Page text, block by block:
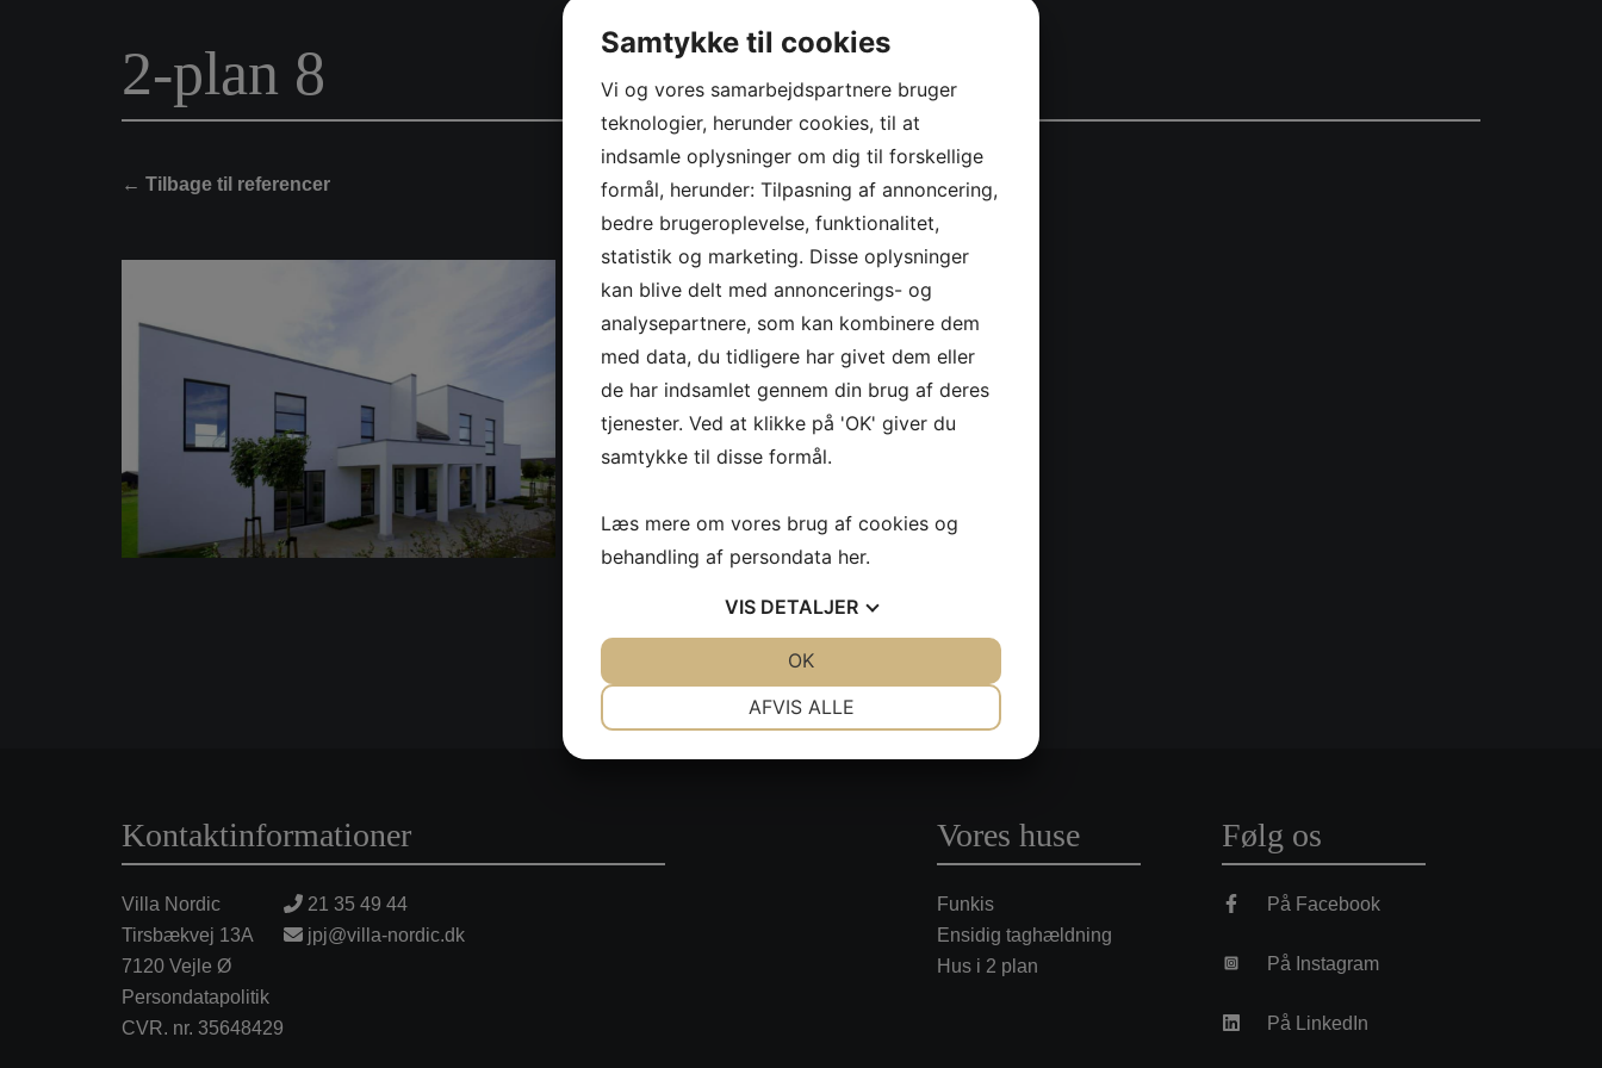
2-plan 8
← Tilbage til referencer
Kontaktinformationer
Villa Nordic
Tirsbækvej 13A
7120 Vejle Ø
Persondatapolitik
CVR. nr. 35648429
21 35 49 44
jpj@villa-nordic.dk
Vores huse
Funkis
Ensidig taghældning
Hus i 2 plan
Følg os
På Facebook
På Instagram
På LinkedIn
Samtykke til cookies
Vi og vores samarbejdspartnere bruger
teknologier, herunder cookies, til at
indsamle oplysninger om dig til forskellige
formål, herunder: Tilpasning af annoncering,
bedre brugeroplevelse, funktionalitet,
statistik og marketing. Disse oplysninger
kan blive delt med annoncerings- og
analysepartnere, som kan kombinere dem
med data, du tidligere har givet dem eller
de har indsamlet gennem din brug af deres
tjenester. Ved at klikke på 'OK' giver du
samtykke til disse formål.
Læs mere om vores brug af cookies og
behandling af persondata her.
VIS DETALJER
AFVIS ALLE
OK